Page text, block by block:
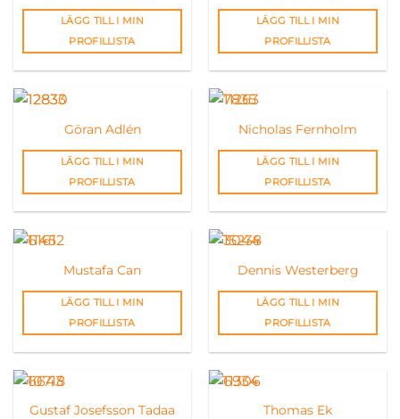
LÄGG TILL I MIN
PROFILLISTA
LÄGG TILL I MIN
PROFILLISTA
Göran Adlén
LÄGG TILL I MIN
PROFILLISTA
Nicholas Fernholm
LÄGG TILL I MIN
PROFILLISTA
Mustafa Can
LÄGG TILL I MIN
PROFILLISTA
Dennis Westerberg
LÄGG TILL I MIN
PROFILLISTA
Gustaf Josefsson Tadaa Thomas Ek